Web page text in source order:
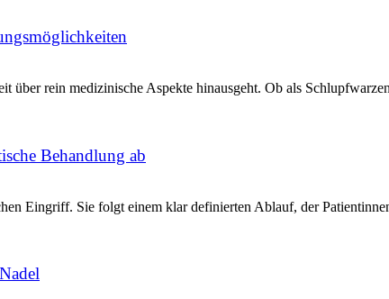
über rein medizinische Aspekte hinausgeht. Ob als
Behandlung ab
Eingriff. Sie folgt einem klar definierten Ablauf, der